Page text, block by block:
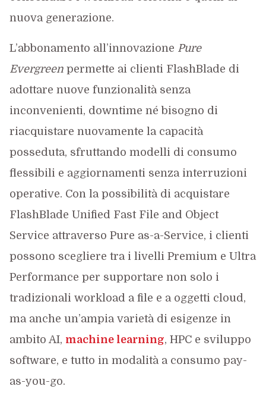
nuova generazione.
L’abbonamento all’innovazione Pure
Evergreenpermette ai clienti FlashBlade di
adottare nuove funzionalità senza
inconvenienti, downtime né bisogno di
riacquistare nuovamente la capacità
posseduta, sfruttando modelli di consumo
flessibili e aggiornamenti senza interruzioni
operative. Con la possibilità di acquistare
FlashBlade Unified Fast File and Object
Service attraverso Pure as-a-Service, i clienti
possono scegliere tra i livelli Premium e Ultra
Performance per supportare non solo i
tradizionali workload a file e a oggetti cloud,
ma anche un’ampia varietà di esigenze in
ambito AI, machine learning, HPC e sviluppo
software, e tutto in modalità a consumo pay-
as-you-go.